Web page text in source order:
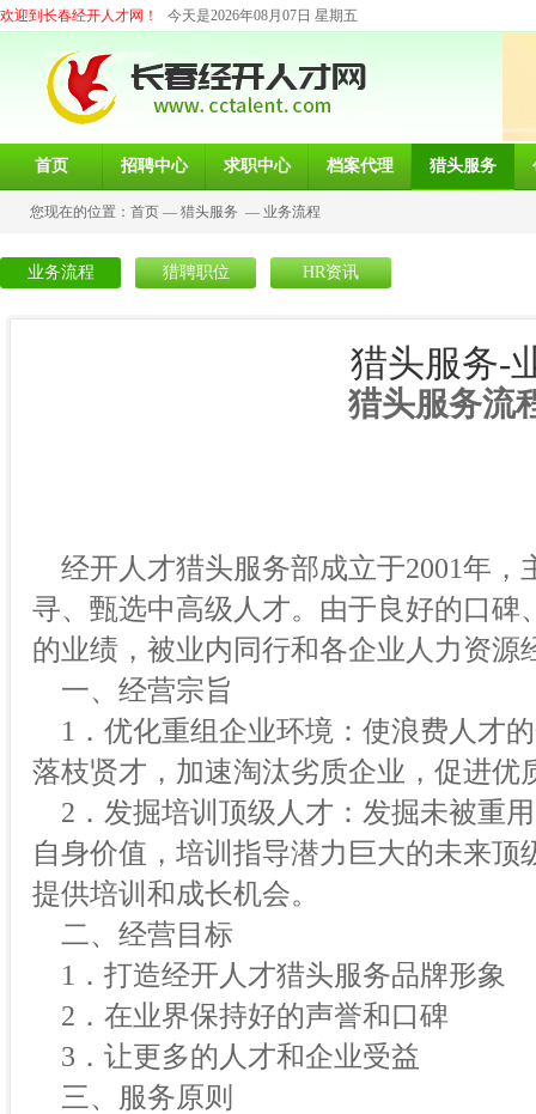
欢迎到长春经开人才网！ 今天是2026年08月07日 星期五
首页 招聘中心 求职中心 档案代理 猎头服务
您现在的位置： 首页 — 猎头服务 — 业务流程
业务流程 猎聘职位 HR资讯
猎头服务-
猎头服务流
经开人才猎头服务部成立于2001年，
寻、甄选中高级人才。由于良好的口
的业绩，被业内同行和各企业人力资源
一、经营宗旨
1．优化重组企业环境：使浪费人才
落枝贤才，加速淘汰劣质企业，促进优
2．发掘培训顶级人才：发掘未被重
自身价值，培训指导潜力巨大的未来
提供培训和成长机会。
二、经营目标
1．打造经开人才猎头服务品牌形象
2．在业界保持好的声誉和口碑
3．让更多的人才和企业受益
三、服务原则